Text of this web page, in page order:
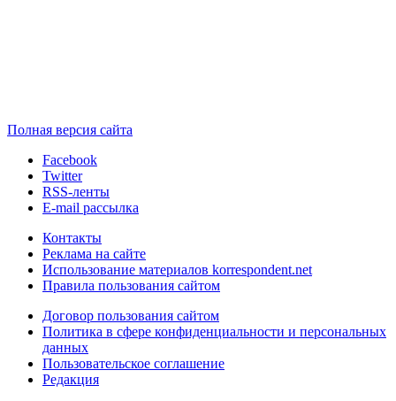
Полная версия сайта
Facebook
Twitter
RSS-ленты
E-mail рассылка
Контакты
Реклама на сайте
Использование материалов korrespondent.net
Правила пользования сайтом
Договор пользования сайтом
Политика в сфере конфиденциальности и персональных
данных
Пользовательское соглашение
Редакция